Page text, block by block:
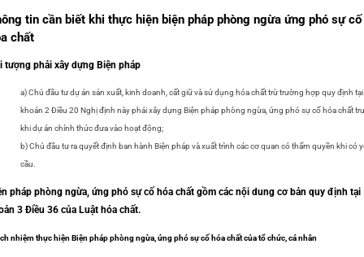
tin cần biết khi thực hiện biện pháp phòng ngừa ứng phó sự cố
chất
tượng phải xây dựng Biện pháp
a) Chủ đầu tư dự án sản xuất, kinh doanh, cất giữ và sử dụng hóa chất trừ trường hợp quy định tại
khoản 2 Điều 20 Nghị định này phải xây dựng Biện pháp phòng ngừa, ứng phó sự cố hóa chất
khi dự án chính thức đưa vào hoạt động;
b) Chủ đầu tư ra quyết định ban hành Biện pháp và xuất trình các cơ quan có thẩm quyền khi có
cầu.
pháp phòng ngừa, ứng phó sự cố hóa chất gồm các nội dung cơ bản quy định tại
3 Điều 36 của Luật hóa chất.
nhiệm thực hiện Biện pháp phòng ngừa, ứng phó sự cố hóa chất của tổ chức, cá nhân